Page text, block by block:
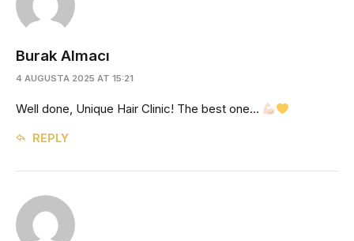
Burak Almacı
4 AUGUSTA 2025 AT 15:21
Well done, Unique Hair Clinic! The best one…
REPLY